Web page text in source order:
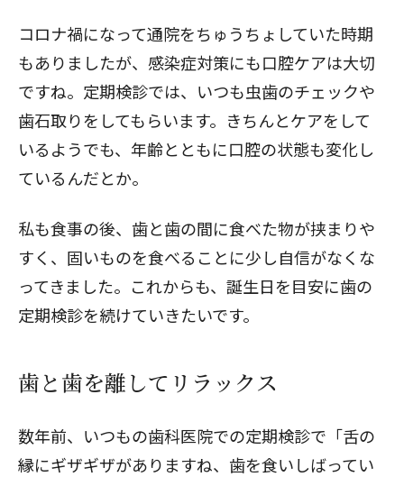
コロナ禍になって通院をちゅうちょしていた時期
もありましたが、感染症対策にも口腔ケアは大切
ですね。定期検診では、いつも虫歯のチェックや
歯石取りをしてもらいます。きちんとケアをして
いるようでも、年齢とともに口腔の状態も変化し
ているんだとか。
私も食事の後、歯と歯の間に食べた物が挟まりや
すく、固いものを食べることに少し自信がなくな
ってきました。これからも、誕生日を目安に歯の
定期検診を続けていきたいです。
歯と歯を離してリラックス
数年前、いつもの歯科医院での定期検診で「舌の
縁にギザギザがありますね、歯を食いしばってい